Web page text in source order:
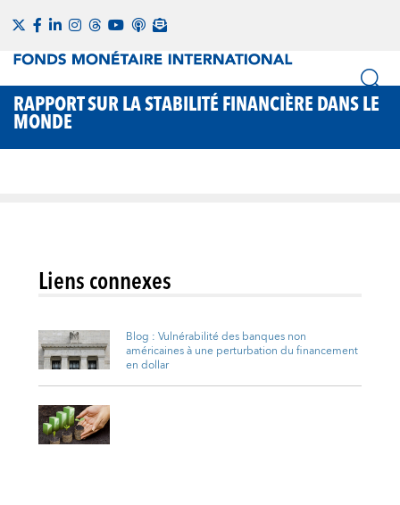
RAPPORT SUR LA STABILITÉ FINANCIÈRE DANS LE
MONDE
Liens connexes
Blog : Vulnérabilité des banques non
américaines à une perturbation du financement
en dollar